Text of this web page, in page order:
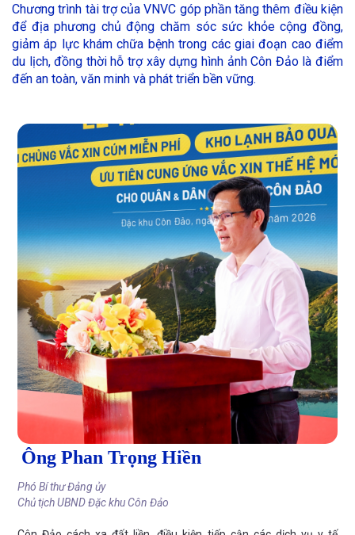
Chương trình tài trợ của VNVC góp phần tăng thêm điều kiện
để địa phương chủ động chăm sóc sức khỏe cộng đồng,
giảm áp lực khám chữa bệnh trong các giai đoạn cao điểm
du lịch, đồng thời hỗ trợ xây dựng hình ảnh Côn Đảo là điểm
đến an toàn, văn minh và phát triển bền vững.
Ông Phan Trọng Hiền
Phó Bí thư Đảng ủy
Chủ tịch UBND Đặc khu Côn Đảo